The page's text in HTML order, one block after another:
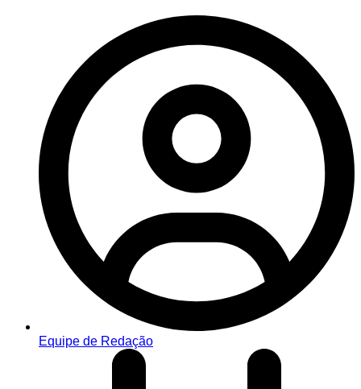
Equipe de Redação